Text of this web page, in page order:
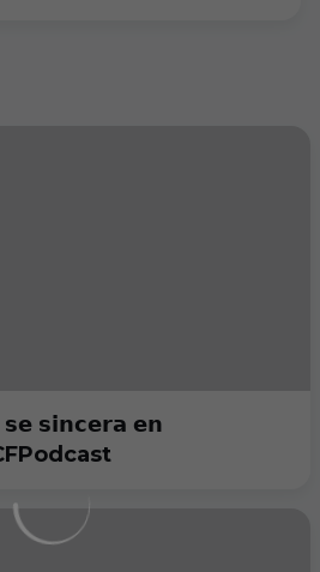
𝘀𝗲 𝘀𝗶𝗻𝗰𝗲𝗿𝗮 𝗲𝗻